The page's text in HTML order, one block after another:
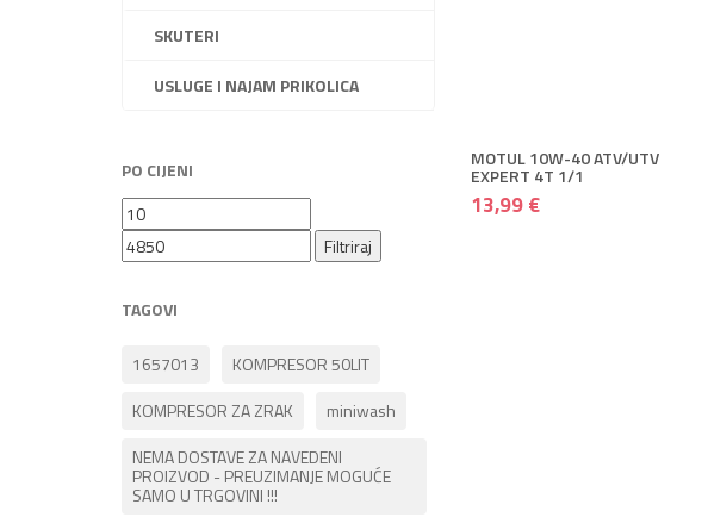
SKUTERI
USLUGE I NAJAM PRIKOLICA
PO CIJENI
Min
cijena
cijena
Filtriraj
TAGOVI
1657013
KOMPRESOR 50LIT
KOMPRESOR ZA ZRAK
miniwash
NEMA DOSTAVE ZA NAVEDENI
PROIZVOD - PREUZIMANJE MOGUĆE
SAMO U TRGOVINI !!!
MOTUL 10W-40 ATV/UTV
EXPERT 4T 1/1
13,99 €